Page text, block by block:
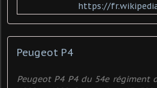
https://
Peugeot P4
Peugeot P4 P4 du 54e régiment